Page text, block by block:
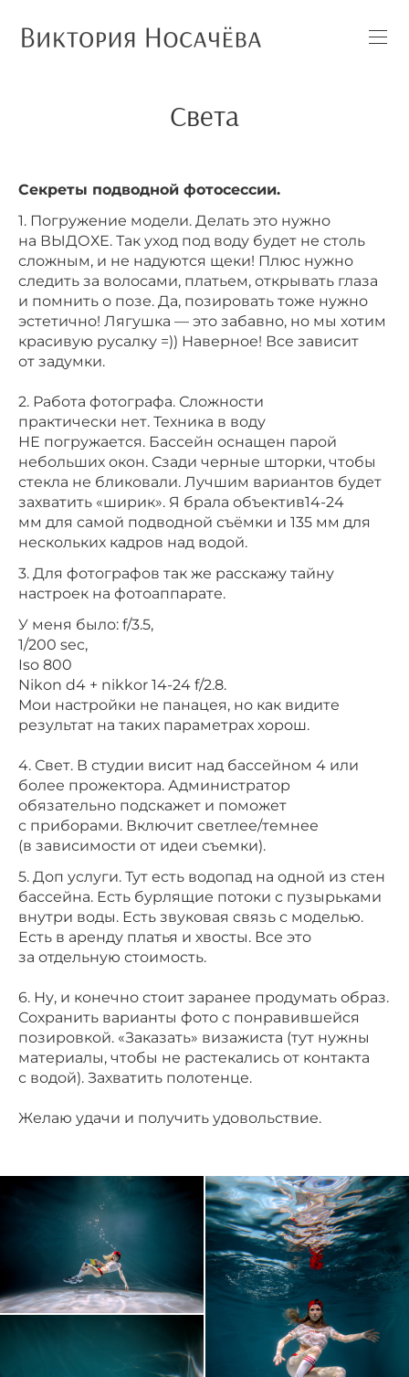
Света
Секреты подводной фотосессии.
1. Погружение модели. Делать это нужно
на ВЫДОХЕ. Так уход под воду будет не столь
сложным, и не надуются щеки! Плюс нужно
следить за волосами, платьем, открывать глаза
и помнить о позе. Да, позировать тоже нужно
эстетично! Лягушка — это забавно, но мы хотим
красивую русалку =)) Наверное! Все зависит
от задумки.
2. Работа фотографа. Сложности
практически нет. Техника в воду
НЕ погружается. Бассейн оснащен парой
небольших окон. Сзади черные шторки, чтобы
стекла не бликовали. Лучшим вариантов будет
захватить «ширик». Я брала объектив14-24
мм для самой подводной съёмки и 135 мм для
нескольких кадров над водой. ⠀
3. Для фотографов так же расскажу тайну
настроек на фотоаппарате.
У меня было: f/3.5,
1/200 sec,
Iso 800
Nikon d4 + nikkor 14-24 f/2.8.
Мои настройки не панацея, но как видите
результат на таких параметрах хорош.
4. Свет. В студии висит над бассейном 4 или
более прожектора. Администратор
обязательно подскажет и поможет
с приборами. Включит светлее/темнее
(в зависимости от идеи съемки). ⠀⠀
5. Доп услуги. Тут есть водопад на одной из стен
бассейна. Есть бурлящие потоки с пузырьками
внутри воды. Есть звуковая связь с моделью.
Есть в аренду платья и хвосты. Все это
за отдельную стоимость. ⠀⠀
6. Ну, и конечно стоит заранее продумать образ.
Сохранить варианты фото с понравившейся
позировкой. «Заказать» визажиста (тут нужны
материалы, чтобы не растекались от контакта
с водой). Захватить полотенце.
Желаю удачи и получить удовольствие.